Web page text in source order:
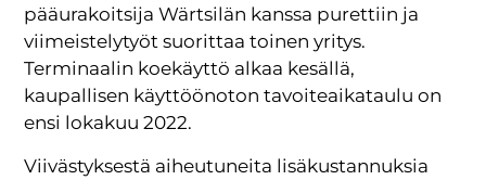
pääurakoitsija Wärtsilän kanssa purettiin ja
viimeistelytyöt suorittaa toinen yritys.
Terminaalin koekäyttö alkaa kesällä,
kaupallisen käyttöönoton tavoiteaikataulu on
ensi lokakuu 2022.
Viivästyksestä aiheutuneita lisäkustannuksia